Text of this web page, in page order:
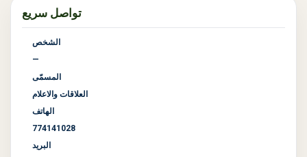
تواصل سريع
الشخص
—
المسمّى
العلاقات والاعلام
الهاتف
774141028
البريد